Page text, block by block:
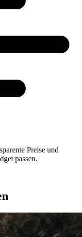
Preise und
passen.